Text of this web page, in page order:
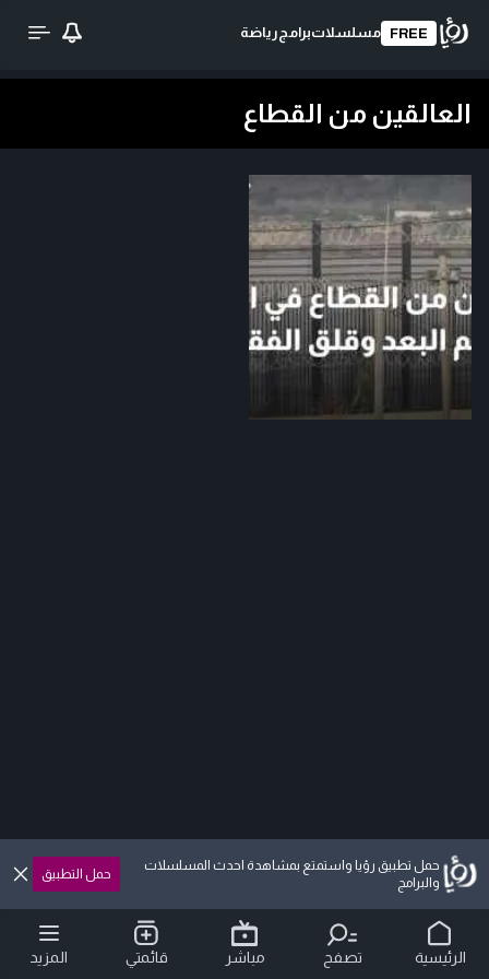
FREE مسلسلاتبرامج رياضة
العالقين من القطاع
حمل تطبيق رؤيا واستمتع بمشاهدة احدث المسلسلات
والبرامج
حمل التطبيق
الرئيسية تصفح مباشر قائمتي المزيد